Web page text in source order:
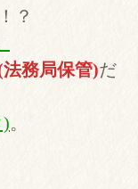
？
務局保管)だ
。